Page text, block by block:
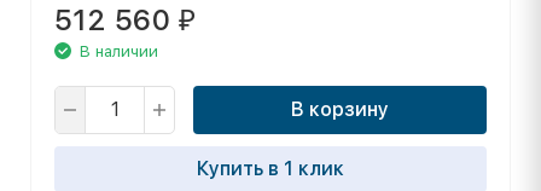
512 560 ₽
В наличии
В корзину
Купить в 1 клик